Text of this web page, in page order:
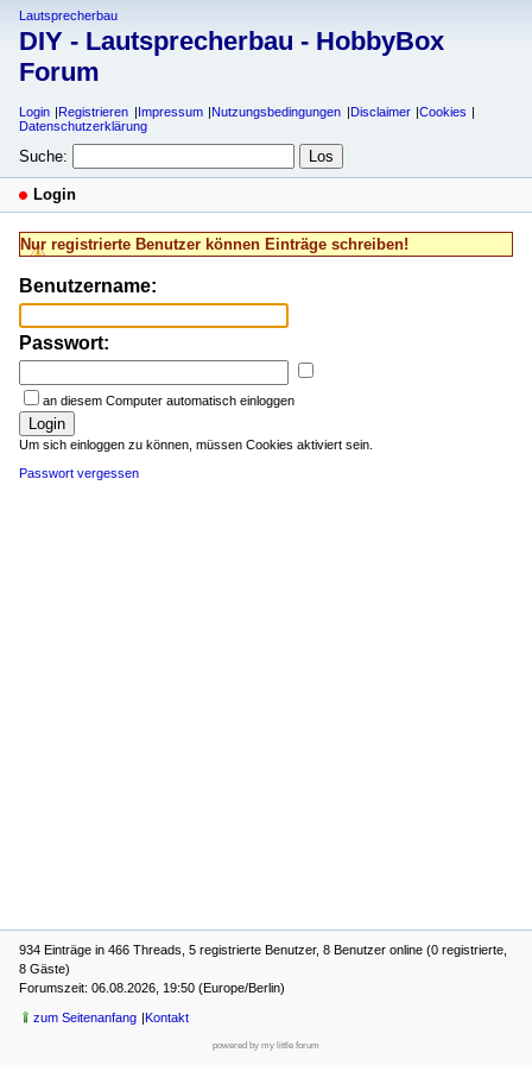
Lautsprecherbau
DIY - Lautsprecherbau - HobbyBox
Forum
Login Registrieren Impressum Nutzungsbedingungen Disclaimer
Cookies
Datenschutzerklärung
Suche:
Login
Nur registrierte Benutzer können Einträge schreiben!
Benutzername:
Passwort:
an diesem Computer automatisch einloggen
Login
Um sich einloggen zu können, müssen Cookies aktiviert sein.
Passwort vergessen
934 Einträge in 466 Threads, 5 registrierte Benutzer, 8 Benutzer online (0 registrierte,
8 Gäste)
Forumszeit: 06.08.2026, 19:50 (Europe/Berlin)
zum Seitenanfang Kontakt
powered by my little forum